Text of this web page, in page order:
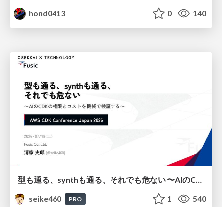
hond0413
0 140
seike460
PRO 1 540